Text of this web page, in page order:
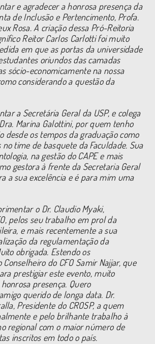
e agradecer a honrosa presença da
de Inclusão e Pertencimento, Profa.
Rosa. A criação dessa Pró-Reitoria
Reitor Carlos Carlotti foi muito
em que as portas da universidade
oriundos das camadas
sócio-economicamente na nossa
considerando a questão da
a Secretária Geral da USP, e colega
Marina Galottini, por quem tenho
desde os tempos da graduação como
time de basquete da Faculdade. Sua
na gestão do CAPE e mais
gestora à frente da Secretaria Geral
a sua excelência e é para mim uma
o Dr. Claudio Myaki,
pelos seu trabalho em prol da
e mais recentemente a sua
da regulamentação da
obrigada. Estendo os
do CFO Samir Najjar, que
prestigiar este evento, muito
presença. Quero
querido de longa data. Dr.
Presidente do CROSP, a quem
e pelo brilhante trabalho à
regional com o maior número de
inscritos em todo o país.